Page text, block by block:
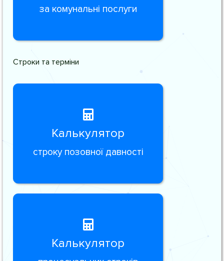
за комунальні послуги
Строки та терміни
Калькулятор
строку позовної давності
Калькулятор